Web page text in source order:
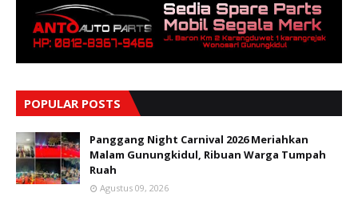
POPULAR POSTS
Panggang Night Carnival 2026 Meriahkan
Malam Gunungkidul, Ribuan Warga Tumpah
Ruah
Agustus 09, 2026